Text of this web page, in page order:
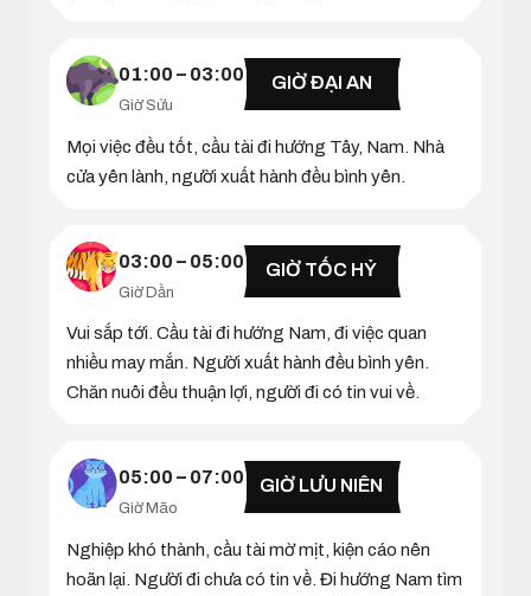
01:00 – 03:00
Giờ Sửu
GIỜ ĐẠI AN
Mọi việc đều tốt, cầu tài đi hướng Tây, Nam. Nhà
cửa yên lành, người xuất hành đều bình yên.
03:00 – 05:00
Giờ Dần
GIỜ TỐC HỶ
Vui sắp tới. Cầu tài đi hướng Nam, đi việc quan
nhiều may mắn. Người xuất hành đều bình yên.
Chăn nuôi đều thuận lợi, người đi có tin vui về.
05:00 – 07:00
Giờ Mão
GIỜ LƯU NIÊN
Nghiệp khó thành, cầu tài mờ mịt, kiện cáo nên
hoãn lại. Người đi chưa có tin về. Đi hướng Nam tìm